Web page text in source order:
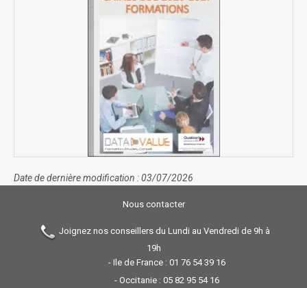
Date de dernière modification : 03/07/2026
Nous contacter
Joignez nos conseillers du Lundi au Vendredi de 9h à
19h
- Ile de France : 01 76 54 39 16
- Occitanie : 05 82 95 54 16